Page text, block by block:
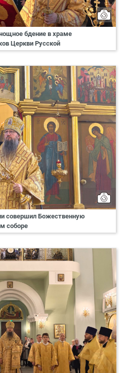
бдение в храме
Церкви Русской
совершил Божественную
соборе